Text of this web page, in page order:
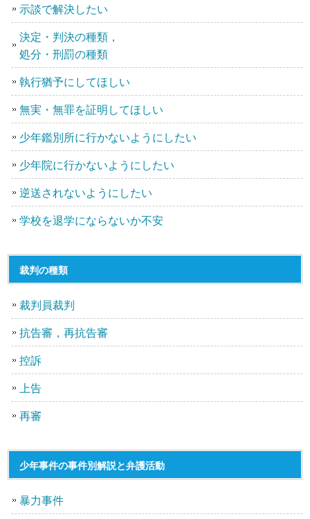
示談で解決したい
決定・判決の種類，
処分・刑罰の種類
執行猶予にしてほしい
無実・無罪を証明してほしい
少年鑑別所に行かないようにしたい
少年院に行かないようにしたい
逆送されないようにしたい
学校を退学にならないか不安
裁判の種類
裁判員裁判
抗告審，再抗告審
控訴
上告
再審
少年事件の事件別解説と弁護活動
暴力事件